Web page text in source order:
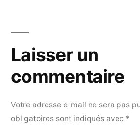
Votre adresse e-mail ne sera pas
obligatoires sont indiqués avec *
Laisser un
commentaire